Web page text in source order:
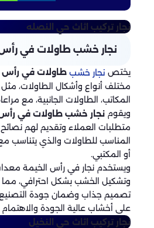
نجار تركيب اثاث حي النصله
نجار خشب طاولات في
يختص نجار خشب طاولات في رأس
مختلف أنواع وأشكال الطاولات،
المكاتب، الطاولات الجانبية، مع
ويقوم نجار خشب طاولات في
متطلبات العملاء وتقديم لهم
المناسب للطاولات والذي يتناسب مع
أو المكتبي.
ويستخدم نجار في رأس الخيمة
وتشكيل الخشب بشكل احترافي،
تصميم جذاب وضمان جودة التصنيع،
على أخشاب عالية الجودة والاهتمام
نجار تركيب اثاث حي النخيل